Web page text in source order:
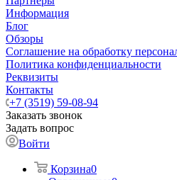
Информация
Блог
Обзоры
Соглашение на обработку
Политика конфиденциальности
Реквизиты
Контакты
+7 (3519) 59-08-94
Заказать звонок
Задать вопрос
Войти
Корзина0